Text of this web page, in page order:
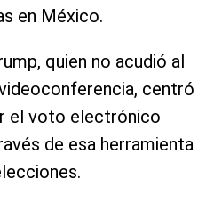
en México.
quien no acudió al
centró
el voto electrónico
de esa herramienta